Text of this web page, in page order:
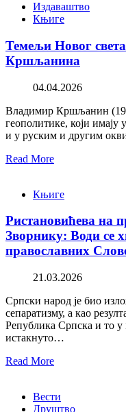
Издаваштво
Књиге
Темељи Новог
Кршљанина
04.04.2026
Владимир Кршљанин
геополитике, који имају
и у руским и другим
Read More
Књиге
Ристановићева на
Зворнику: Води се
православних
21.03.2026
Српски народ је био
сепаратизму, а као
Република Српска и то у
истакнуто…
Read More
Вести
Друштво